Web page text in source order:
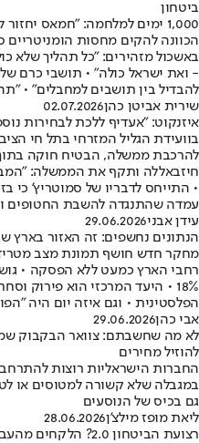
ביטחון
1,000 ימים למלחמה: ״חמאס יחזור לשבת על הגדר״
הכוונה להקים מחסות הומניטריים
באשכול מזהירים: "כל תהליך שלא
- ואת ישראל כולה" • תושבי כרם
להבדיל בין תושבים למחבלים" •
שירית אביטן כהן02.07.2026
איזנקוט: "אעדיף ללכת לבחירות
בוועידת הגליל המזרחי בתל חי
להרכבת ממשלה, הבטיח חוקה
חיזבאללה ותקף את הממשלה:
• התייחס לדבריו של סמוטריץ' כי
עמדה שהתנגדה להשבת החטופים
עידן אבני29.06.2026
הנתונים נחשפים: זה האזור בארץ
מחקר חדש חושף תמונת מצב
18% • היעד המרכזי הוא
הפלסטינית • וגם איזה יום היה
אבי כהן29.06.2026
לא מה שחשבתם: צוואר הבקבוק
להוזיל מחירים
החברות הישראליות רוצות
במגבלה שלא קשורה למטוסים או
גם בכיס של הנוסעים
ליאת מופז מילצ'ן28.06.2026
רצועת הביטחון 2.0?